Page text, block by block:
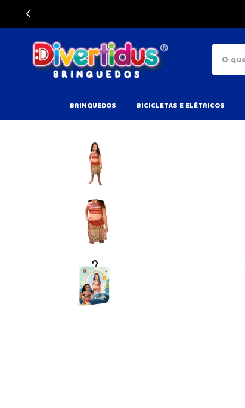
BRINQUEDOS BICICLETAS E ELÉTRICOS